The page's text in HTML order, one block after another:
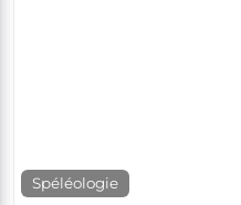
Spéléologie